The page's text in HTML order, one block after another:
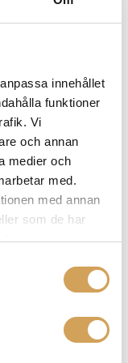
innehållet
funktioner
Vi
och annan
medier och
med.
med annan
som de har
du är ute
behöver för
till en ny